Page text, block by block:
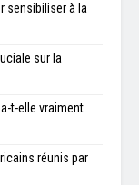
sensibiliser à la
sur la
t-elle vraiment
réunis par